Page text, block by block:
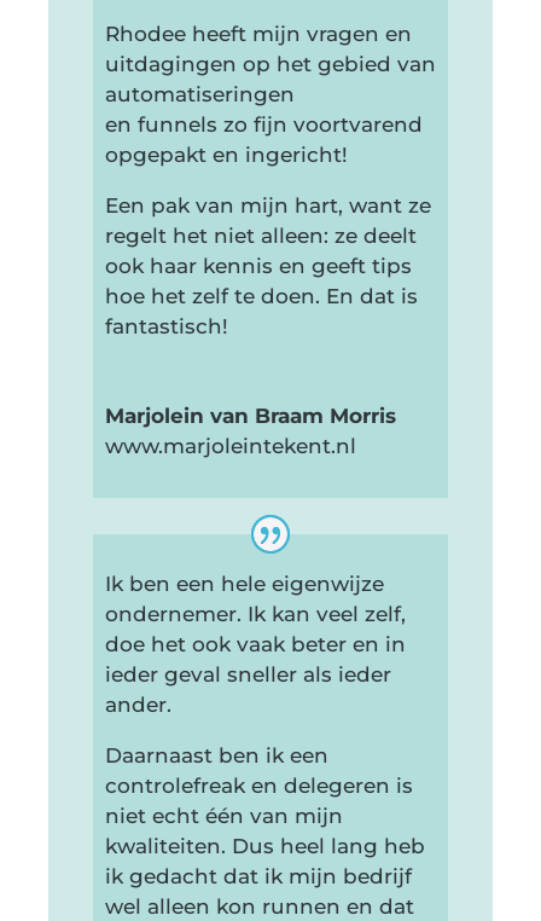
Rhodee heeft mijn vragen en
uitdagingen op het gebied van
automatiseringen
en funnels zo fijn voortvarend
opgepakt en ingericht!
Een pak van mijn hart, want ze
regelt het niet alleen: ze deelt
ook haar kennis en geeft tips
hoe het zelf te doen. En dat is
fantastisch!
Marjolein van Braam Morris
www.marjoleintekent.nl
Ik ben een hele eigenwijze
ondernemer. Ik kan veel zelf,
doe het ook vaak beter en in
ieder geval sneller als ieder
ander.
Daarnaast ben ik een
controlefreak en delegeren is
niet echt één van mijn
kwaliteiten. Dus heel lang heb
ik gedacht dat ik mijn bedrijf
wel alleen kon runnen en dat